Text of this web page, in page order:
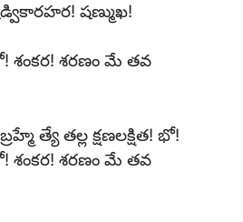
షణ్ముఖ!
శంకర! శరణం మే తవ
త్యే తల్ల క్షణలక్షిత! భో!
శంకర! శరణం మే తవ